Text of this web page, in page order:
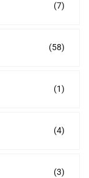
(7)
(58)
(1)
(4)
(3)